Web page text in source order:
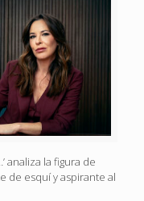
analiza la figura de
de esquí y aspirante al